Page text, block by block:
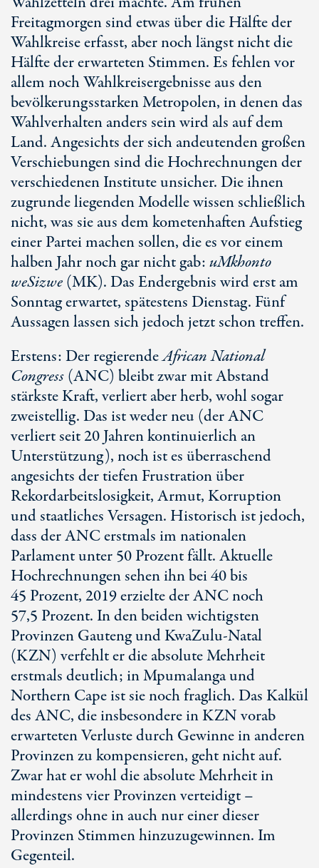
Freitagmorgen sind etwas über die Hälfte der
Wahlkreise erfasst, aber noch längst nicht die
Hälfte der erwarteten Stimmen. Es fehlen vor
allem noch Wahlkreisergebnisse aus den
bevölkerungsstarken Metropolen, in denen das
Wahlverhalten anders sein wird als auf dem
Land. Angesichts der sich andeutenden großen
Verschiebungen sind die Hochrechnungen der
verschiedenen Institute unsicher. Die ihnen
zugrunde liegenden Modelle wissen schließlich
nicht, was sie aus dem kometenhaften Aufstieg
einer Partei machen sollen, die es vor einem
halben Jahr noch gar nicht gab:uMkhonto
weSizwe(MK). Das Endergebnis wird erst am
Sonntag erwartet, spätestens Dienstag. Fünf
Aussagen lassen sich jedoch jetzt schon treffen.
Erstens: Der regierendeAfrican National
Congress(ANC) bleibt zwar mit Abstand
stärkste Kraft, verliert aber herb, wohl sogar
zweistellig. Das ist weder neu (der ANC
verliert seit20 Jahrenkontinuierlich an
Unterstützung), noch ist es überraschend
angesichts der tiefen Frustration über
Rekordarbeitslosigkeit, Armut, Korruption
und staatliches Versagen. Historisch ist jedoch,
dass der ANC erstmals im nationalen
Parlament unter50 Prozentfällt. Aktuelle
Hochrechnungen sehen ihn bei 40 bis
45 Prozent, 2019 erzielte der ANC noch
57,5 Prozent. In den beiden wichtigsten
Provinzen Gauteng undKwaZulu-Natal
(KZN) verfehlt er die absolute Mehrheit
erstmals deutlich; in Mpumalanga und
Northern Cape ist sie noch fraglich. Das Kalkül
des ANC, die insbesondere in KZN vorab
erwarteten Verluste durch Gewinne in anderen
Provinzen zu kompensieren, geht nicht auf.
Zwar hat er wohl die absolute Mehrheit in
mindestens vier Provinzen verteidigt –
allerdings ohne in auch nur einer dieser
Provinzen Stimmen hinzuzugewinnen. Im
Gegenteil.